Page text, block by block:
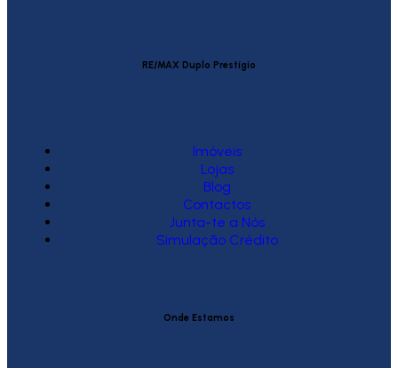
RE/MAX Duplo Prestígio
Imóveis
Lojas
Blog
Contactos
Junta-te a Nós
Simulação Crédito
Onde Estamos